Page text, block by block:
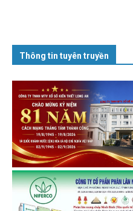
Thông tin tuyên truyền